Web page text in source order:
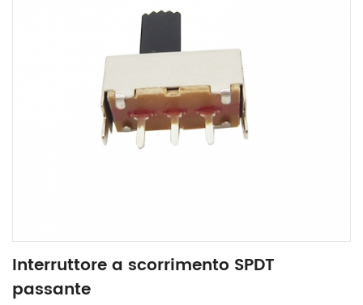
Interruttore a scorrimento SPDT
passante